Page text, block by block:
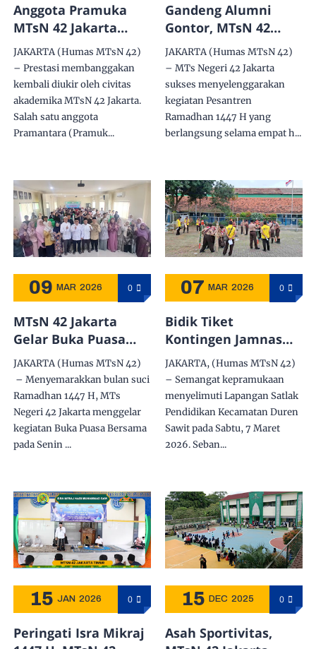
Anggota Pramuka
MTsN 42 Jakarta
Berhasil Lolos
Seleksi Jambore
Nasional IX Kwarran
Duren Sawit
JAKARTA (Humas MTsN 42)
– Prestasi membanggakan
kembali diukir oleh civitas
akademika MTsN 42 Jakarta.
Salah satu anggota
Pramantara (Pramuk...
Gandeng Alumni
Gontor, MTsN 42
Jakarta Cetak
Generasi Berakhlak
Qurani di Era Digital
JAKARTA (Humas MTsN 42)
– MTs Negeri 42 Jakarta
sukses menyelenggarakan
kegiatan Pesantren
Ramadhan 1447 H yang
berlangsung selama empat h...
09 MAR 2026 0
MTsN 42 Jakarta
Gelar Buka Puasa
Bersama dan
Santunan Ramadhan
1447 H
JAKARTA (Humas MTsN 42)
– Menyemarakkan bulan suci
Ramadhan 1447 H, MTs
Negeri 42 Jakarta menggelar
kegiatan Buka Puasa Bersama
pada Senin ...
07 MAR 2026 0
Bidik Tiket
Kontingen Jamnas
XII: Dua Anggota
Pramuka MTsN 42
Jakarta Unjuk Gigi di
Seleksi Tahap 2
JAKARTA, (Humas MTsN 42)
– Semangat kepramukaan
menyelimuti Lapangan Satlak
Pendidikan Kecamatan Duren
Sawit pada Sabtu, 7 Maret
2026. Seban...
15 JAN 2026 0
Peringati Isra Mikraj
15 DEC 2025 0
Asah Sportivitas,